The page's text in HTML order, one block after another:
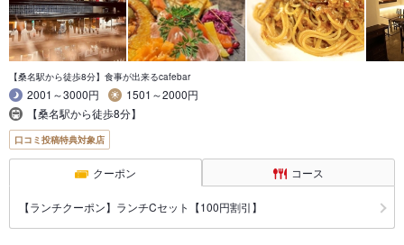
【桑名駅から徒歩8分】食事が出来るcafebar
2001～3000円
1501～2000円
【桑名駅から徒歩8分】
口コミ投稿特典対象店
クーポン コース
【ランチクーポン】ランチCセット【100円割引】